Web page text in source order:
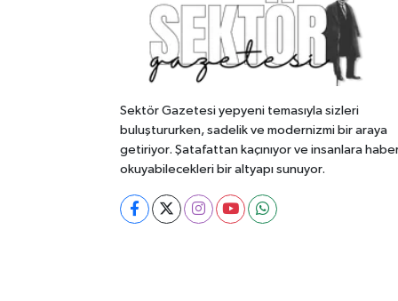
Sektör Gazetesi yepyeni temasıyla sizleri
buluştururken, sadelik ve modernizmi bir araya
getiriyor. Şatafattan kaçınıyor ve insanlara
okuyabilecekleri bir altyapı sunuyor.